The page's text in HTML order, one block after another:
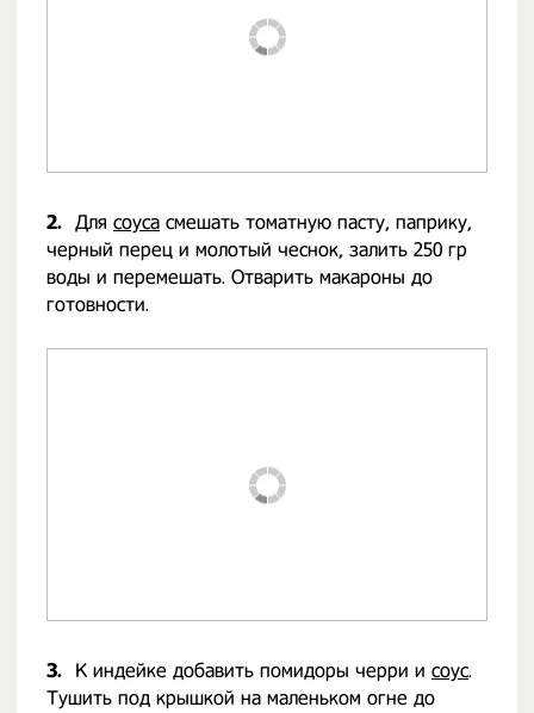
2. Для соуса смешать томатную пасту, паприку,
черный перец и молотый чеснок, залить 250 гр
воды и перемешать. Отварить макароны до
готовности.
3. К индейке добавить помидоры черри и соус.
Тушить под крышкой на маленьком огне до